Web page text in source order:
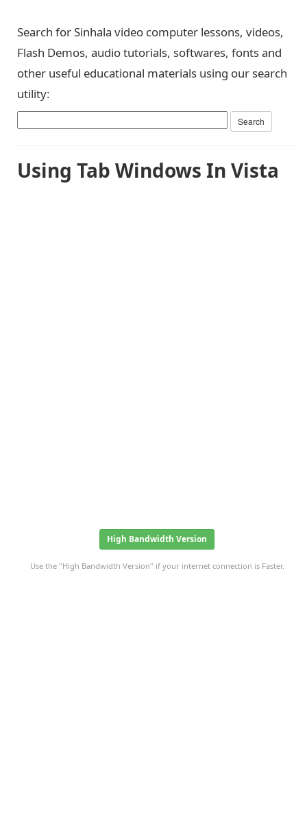
Search for Sinhala video computer lessons, videos,
Flash Demos, audio tutorials, softwares, fonts and
other useful educational materials using our search
utility:
Using Tab Windows In Vista
High Bandwidth Version
Use the "High Bandwidth Version" if your internet connection is Faster.